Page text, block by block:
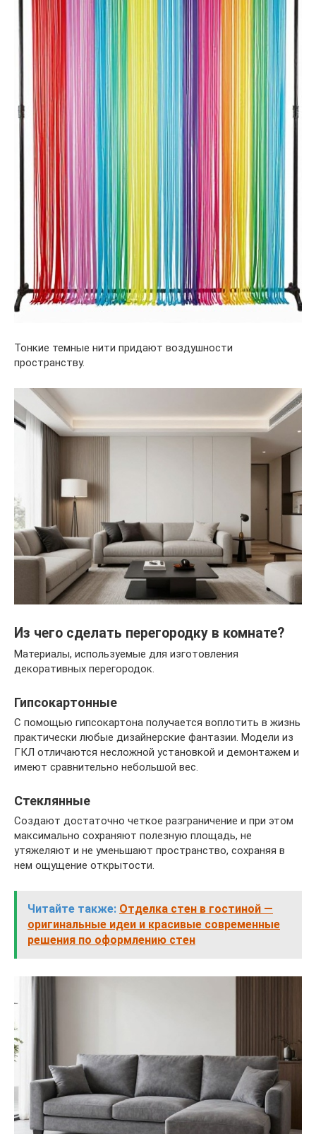
Тонкие темные нити придают воздушности
пространству.
Из чего сделать перегородку в комнате?
Материалы, используемые для изготовления
декоративных перегородок.
Гипсокартонные
С помощью гипсокартона получается воплотить в жизнь
практически любые дизайнерские фантазии. Модели из
ГКЛ отличаются несложной установкой и демонтажем и
имеют сравнительно небольшой вес.
Стеклянные
Создают достаточно четкое разграничение и при этом
максимально сохраняют полезную площадь, не
утяжеляют и не уменьшают пространство, сохраняя в
нем ощущение открытости.
Читайте также: Отделка стен в гостиной —
оригинальные идеи и красивые современные
решения по оформлению стен